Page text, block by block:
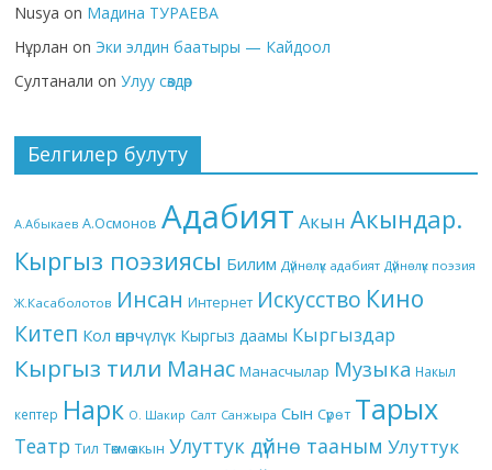
Nusya on Мадина ТУРАЕВА
Нұрлан on Эки элдин баатыры — Кайдоол
Султанали onУлуу сөздөр
Белгилер булуту
А.Абыкаев А.Осмонов Адабият Акын Акындар.
Кыргыз поэзиясы Билим Дүйнөлүк адабият Дүйнөлүк поэзия
Ж.Касаболотов Инсан Интернет Искусство Кино
Китеп Кол өнөрчүлүк Кыргыз даамы Кыргыздар
Кыргыз тили Манас Манасчылар Музыка Накыл
кептер Нарк О. Шакир Салт Санжыра Сын Сүрөт Тарых
Театр Тил Төкмө акын Улуттук дүйнө тааным Улуттук